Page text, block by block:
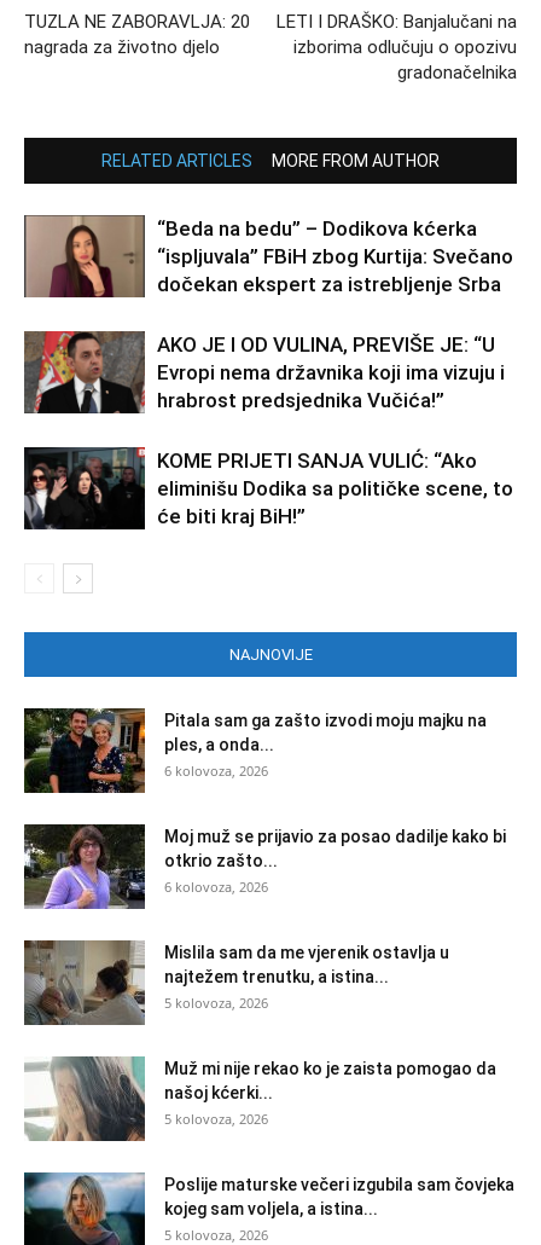
TUZLA NE ZABORAVLJA: 20
nagrada za životno djelo
LETI I DRAŠKO: Banjalučani na
izborima odlučuju o opozivu
gradonačelnika
RELATED ARTICLES MORE FROM AUTHOR
“Beda na bedu” – Dodikova kćerka
“ispljuvala” FBiH zbog Kurtija: Svečano
dočekan ekspert za istrebljenje Srba
AKO JE I OD VULINA, PREVIŠE JE: “U
Evropi nema državnika koji ima vizuju i
hrabrost predsjednika Vučića!”
KOME PRIJETI SANJA VULIĆ: “Ako
eliminišu Dodika sa političke scene, to
će biti kraj BiH!”
NAJNOVIJE
Pitala sam ga zašto izvodi moju majku na
ples, a onda...
6 kolovoza, 2026
Moj muž se prijavio za posao dadilje kako bi
otkrio zašto...
6 kolovoza, 2026
Mislila sam da me vjerenik ostavlja u
najtežem trenutku, a istina...
5 kolovoza, 2026
Muž mi nije rekao ko je zaista pomogao da
našoj kćerki...
5 kolovoza, 2026
Poslije maturske večeri izgubila sam čovjeka
kojeg sam voljela, a istina...
5 kolovoza, 2026